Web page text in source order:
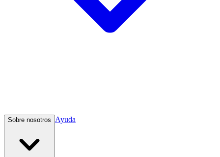
Sobre nosotros Ayuda